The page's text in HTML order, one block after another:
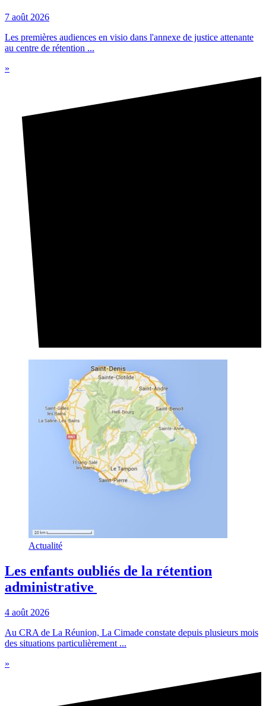
7 août 2026
Les premières audiences en visio dans l'annexe de justice attenante
au centre de rétention ...
»
Actualité
Les enfants oubliés de la rétention
administrative
4 août 2026
Au CRA de La Réunion, La Cimade constate depuis plusieurs mois
des situations particulièrement ...
»